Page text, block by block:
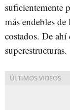
suficientemente
más endebles
costados. De ahí
superestructuras.